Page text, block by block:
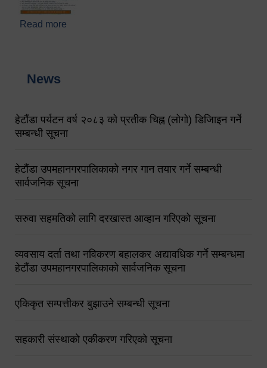
Read more
News
हेटौंडा पर्यटन वर्ष २०८३ को प्रतीक चिह्न (लोगो) डिजिाइन गर्ने
सम्बन्धी सूचना
हेटौंडा उपमहानगरपालिकाको नगर गान तयार गर्ने सम्बन्धी
सार्वजनिक सूचना
सरुवा सहमतिको लागि दरखास्त आव्हान गरिएको सूचना
व्यवसाय दर्ता तथा नविकरण बहालकर अद्यावधिक गर्ने सम्बन्धमा
हेटौंडा उपमहानगरपालिकाको सार्वजनिक सूचना
एकिकृत सम्पत्तीकर बुझाउने सम्बन्धी सूचना
सहकारी संस्थाको एकीकरण गरिएको सूचना